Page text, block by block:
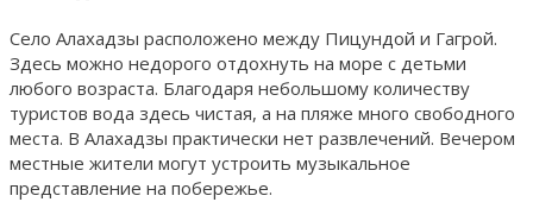
Село Алахадзы расположено между Пицундой и Гагрой.
Здесь можно недорого отдохнуть на море с детьми
любого возраста. Благодаря небольшому количеству
туристов вода здесь чистая, а на пляже много свободного
места. В Алахадзы практически нет развлечений. Вечером
местные жители могут устроить музыкальное
представление на побережье.